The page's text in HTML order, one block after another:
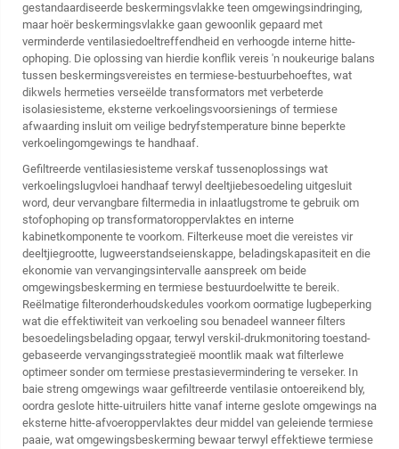
gestandaardiseerde beskermingsvlakke teen omgewingsindringing,
maar hoër beskermingsvlakke gaan gewoonlik gepaard met
verminderde ventilasiedoeltreffendheid en verhoogde interne hitte-
ophoping. Die oplossing van hierdie konflik vereis 'n noukeurige balans
tussen beskermingsvereistes en termiese-bestuurbehoeftes, wat
dikwels hermeties verseëlde transformators met verbeterde
isolasiesisteme, eksterne verkoelingsvoorsienings of termiese
afwaarding insluit om veilige bedryfstemperature binne beperkte
verkoelingomgewings te handhaaf.
Gefiltreerde ventilasiesisteme verskaf tussenoplossings wat
verkoelingslugvloei handhaaf terwyl deeltjiebesoedeling uitgesluit
word, deur vervangbare filtermedia in inlaatlugstrome te gebruik om
stofophoping op transformatoroppervlaktes en interne
kabinetkomponente te voorkom. Filterkeuse moet die vereistes vir
deeltjiegrootte, lugweerstandseienskappe, beladingskapasiteit en die
ekonomie van vervangingsintervalle aanspreek om beide
omgewingsbeskerming en termiese bestuurdoelwitte te bereik.
Reëlmatige filteronderhoudskedules voorkom oormatige lugbeperking
wat die effektiwiteit van verkoeling sou benadeel wanneer filters
besoedelingsbelading opgaar, terwyl verskil-drukmonitoring toestand-
gebaseerde vervangingsstrategieë moontlik maak wat filterlewe
optimeer sonder om termiese prestasievermindering te verseker. In
baie streng omgewings waar gefiltreerde ventilasie ontoereikend bly,
oordra geslote hitte-uitruilers hitte vanaf interne geslote omgewings na
eksterne hitte-afvoeroppervlaktes deur middel van geleiende termiese
paaie, wat omgewingsbeskerming bewaar terwyl effektiewe termiese